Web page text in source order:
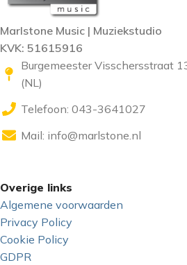
Marlstone Music | Muziekstudio
KVK: 51615916
Burgemeester Visschersstraat
(NL)
Telefoon: 043-3641027
Mail: info@marlstone.nl
Overige links
Algemene voorwaarden
Privacy Policy
Cookie Policy
GDPR